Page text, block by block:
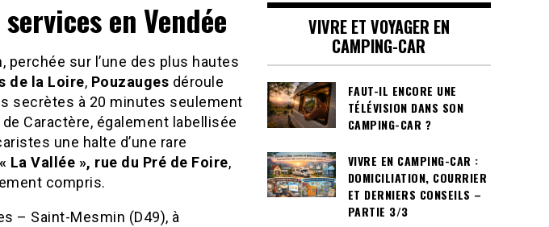
en Vendée
sur l’une des plus hautes
de la Loire, Pouzauges déroule
secrètes à 20 minutes seulement
Caractère, également labellisée
une halte d’une rare
La Vallée », rue du Pré de Foire,
compris.
– Saint-Mesmin (D49), à
VIVRE ET VOYAGER EN
CAMPING-CAR
FAUT-IL ENCORE UNE
TÉLÉVISION DANS SON
CAMPING-CAR ?
VIVRE EN CAMPING-CAR :
DOMICILIATION, COURRIER
ET DERNIERS CONSEILS –
PARTIE 3/3